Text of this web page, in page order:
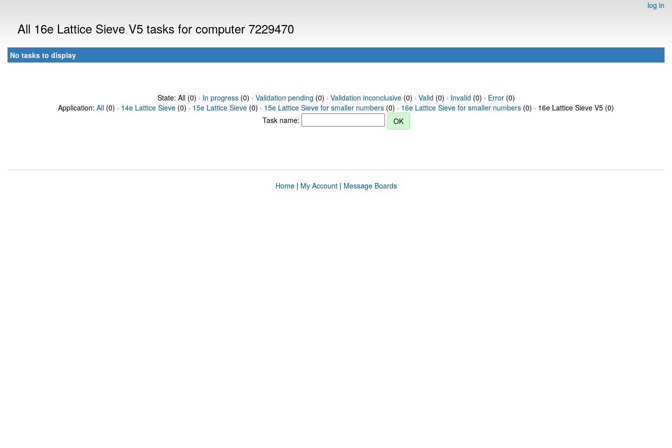
log in
All 16e Lattice Sieve V5 tasks for computer 7229470
No tasks to display
State: All (0) · In progress(0) · Validation pending (0) · Validation inconclusive(0) · Valid (0) · Invalid (0) · Error(0)
Application: All (0) · 14e Lattice Sieve (0) · 15e Lattice Sieve (0) · 15e Lattice Sieve for smaller numbers (0) · 16e Lattice Sieve for smaller numbers (0) · 16e Lattice Sieve V5 (0)
Task name:
Home| My Account| Message Boards